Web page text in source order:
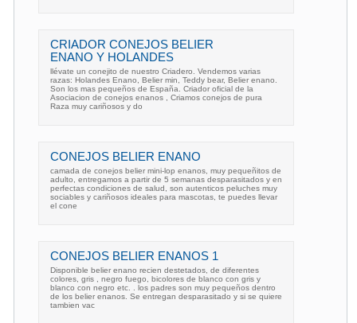
CRIADOR CONEJOS BELIER
ENANO Y HOLANDES
llévate un conejito de nuestro Criadero. Vendemos varias
razas: Holandes Enano, Belier min, Teddy bear, Belier enano.
Son los mas pequeños de España. Criador oficial de la
Asociacion de conejos enanos , Criamos conejos de pura
Raza muy cariñosos y do
CONEJOS BELIER ENANO
camada de conejos belier mini-lop enanos, muy pequeñitos de
adulto, entregamos a partir de 5 semanas desparasitados y en
perfectas condiciones de salud, son autenticos peluches muy
sociables y cariñosos ideales para mascotas, te puedes llevar
el cone
CONEJOS BELIER ENANOS 1
Disponible belier enano recien destetados, de diferentes
colores, gris , negro fuego, bicolores de blanco con gris y
blanco con negro etc. . los padres son muy pequeños dentro
de los belier enanos. Se entregan desparasitado y si se quiere
tambien vac